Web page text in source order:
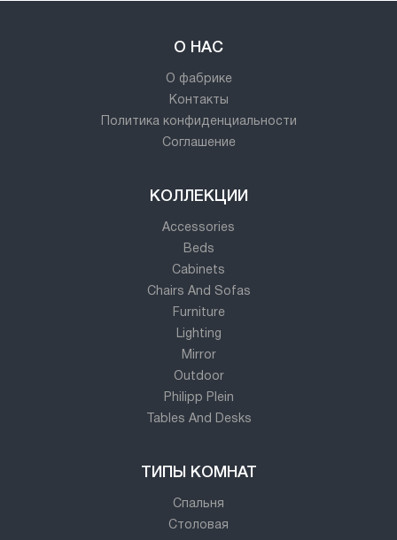
О НАС
О фабрике
Контакты
Политика конфиденциальности
Соглашение
КОЛЛЕКЦИИ
Accessories
Beds
Cabinets
Chairs And Sofas
Furniture
Lighting
Mirror
Outdoor
Philipp Plein
Tables And Desks
ТИПЫ КОМНАТ
Спальня
Столовая